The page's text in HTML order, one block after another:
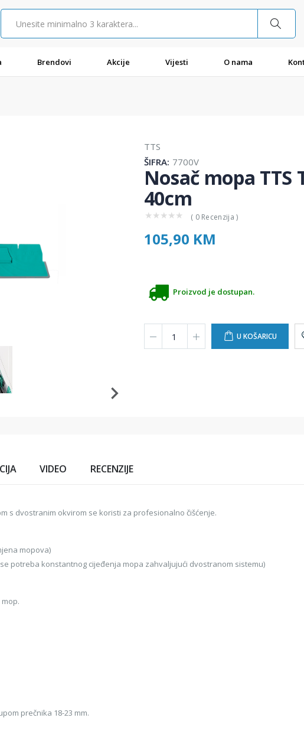
Brendovi Akcije Vijesti O nama
TTS
ŠIFRA: 7700V
Nosač mopa
40cm
★ ★ ★ ★ ★ ( 0 Recenzija )
105,90 KM
Proizvod je dostupan.
U KOŠARICU
VIDEO RECENZIJE
s dvostranim okvirom se koristi za profesionalno čišćenje.
mopova)
potreba konstantnog cijeđenja mopa zahvaljujući dvostranom sistemu)
prečnika 18-23 mm.